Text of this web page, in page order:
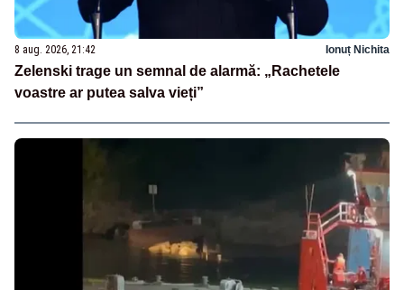
8 aug. 2026, 21:42 Ionuț Nichita
Zelenski trage un semnal de alarmă: „Rachetele
voastre ar putea salva vieți”